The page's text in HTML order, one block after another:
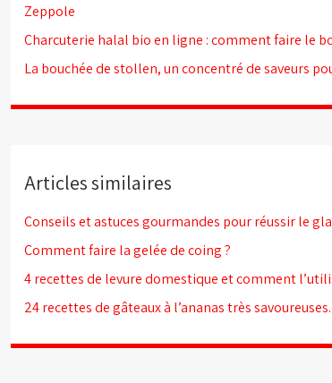
Zeppole
Charcuterie halal bio en ligne : comment faire le
La bouchée de stollen, un concentré de saveurs
Articles similaires
Conseils et astuces gourmandes pour réussir le
Comment faire la gelée de coing ?
4 recettes de levure domestique et comment
24 recettes de gâteaux à l’ananas très savoureuses.